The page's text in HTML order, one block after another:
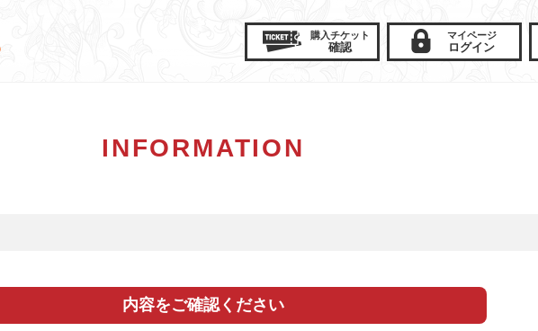
購入チケット
確認
マイページ
ログイン
INFORMATION
内容をご確認ください